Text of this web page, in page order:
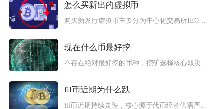
怎么买新出的虚拟币
购买新发行虚拟币主要分为中心化交易所IEO申购、去中心化DE...
现在什么币最好挖
不存在绝对最好挖的币种，挖矿选择核心取决于硬件类型、电价、流...
fil币近期为什么跌
fil币近期持续走跌，核心源于代币经济供需严重失衡、真实存储...